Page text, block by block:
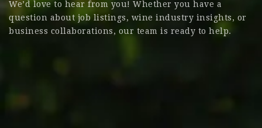
We’d love to hear from you! Whether you have a
question about job listings, wine industry insights, or
business collaborations, our team is ready to help.